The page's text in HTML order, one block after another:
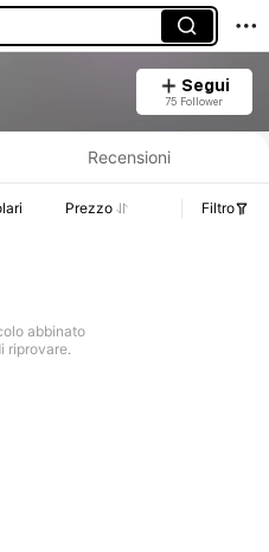
Segui
75 Follower
Recensioni
Prezzo Filtro
abbinato
riprovare.